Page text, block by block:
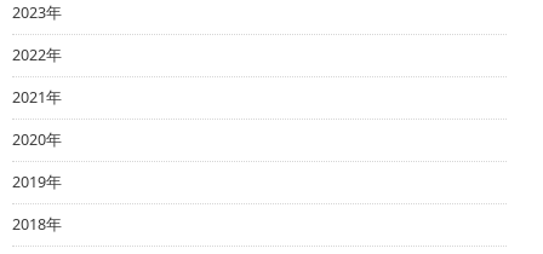
2023年
2022年
2021年
2020年
2019年
2018年